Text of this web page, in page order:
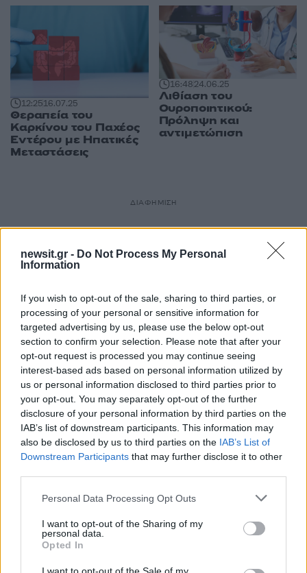
newsit.gr - Do Not Process My Personal
Information
If you wish to opt-out of the sale, sharing to third parties, or
processing of your personal or sensitive information for
targeted advertising by us, please use the below opt-out
section to confirm your selection. Please note that after your
opt-out request is processed you may continue seeing
interest-based ads based on personal information utilized by
us or personal information disclosed to third parties prior to
your opt-out. You may separately opt-out of the further
disclosure of your personal information by third parties on the
IAB’s list of downstream participants. This information may
also be disclosed by us to third parties on the IAB’s List of
Downstream Participants that may further disclose it to other
Please note that this website/app uses one or more Google
not limited to your visit or usage behaviour. You may click to
grant or deny consent to Google and its third-party tags to
use your data for below specified purposes in below Google
consent section.
Personal Data Processing Opt Outs
I want to opt-out of the Sharing of my
personal data.
Opted In
12:2516.07.25
Θεραπεία του
Καρκίνου του Παχέος
Εντέρου με Ηπατικές
Μεταστάσεις
16:4824.06.25
Λιθίαση του
Ουροποιητικού:
Πρόληψη και
αντιμετώπιση
ΔΙΑΦΗΜΙΣΗ